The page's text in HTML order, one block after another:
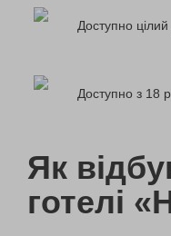
Доступно цілий
Доступно з 18
Як
готелі